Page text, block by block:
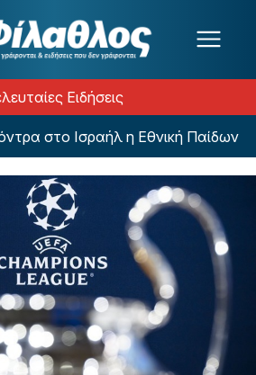
Ειδήσεις
στο Ισραήλ η Εθνική Παίδων